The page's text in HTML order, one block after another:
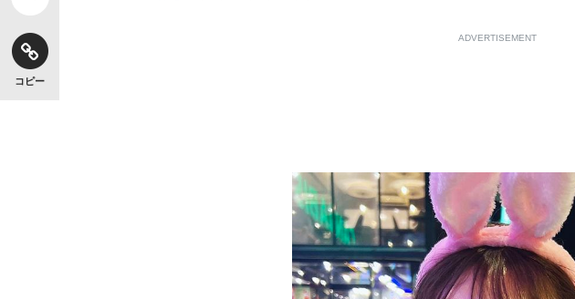
コピー
ADVERTISEMENT